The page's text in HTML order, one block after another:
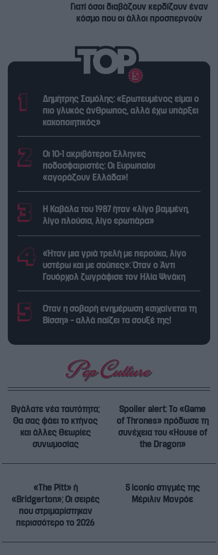
Γιατί όσοι διαβάζουν κερδίζουν έναν
κόσμο που οι άλλοι προσπερνούν
Δημήτρης Σαμόλης: «Ερωτευμένος είμαι ο
πιο γλυκός άνθρωπος, αλλά έχω υπάρξει
κακοποιητικός»
Οι 10+1 ακριβότεροι Έλληνες
ποδοσφαιριστές: Οι Ευρωπαίοι
«αγοράζουν Ελλάδα»!
Η Καβάλα του 1987 ήταν «λίγο βαμμένη,
λίγο πλούσια, λίγο ερωτιάρα»
«Ήταν μια γριά τρελή με περούκα, λίγο
υστέρω και με σούπες»: Όταν ο Άντι
Γουόρχολ ζωγράφισε τον Ηλία Ψινάκη
Όταν η σοβαρή ενημέρωση «σιχαίνεται τη
Βίσση» – αλλά παίζει τα σουξέ της!
Βγάλατε νέα ταυτότητα;
Θα σας φάει το κτήνος
και άλλες θεωρίες
συνωμοσίας
Spoiler alert: Το «Game
of Thrones» πρόδωσε τη
συνέχεια του «House of
the Dragon»
«The Pitt» ή
«Bridgerton»; Οι σειρές
που στριμαρίστηκαν
περισσότερο το 2026
5 iconic στιγμές της
Μέριλιν Μονρόε